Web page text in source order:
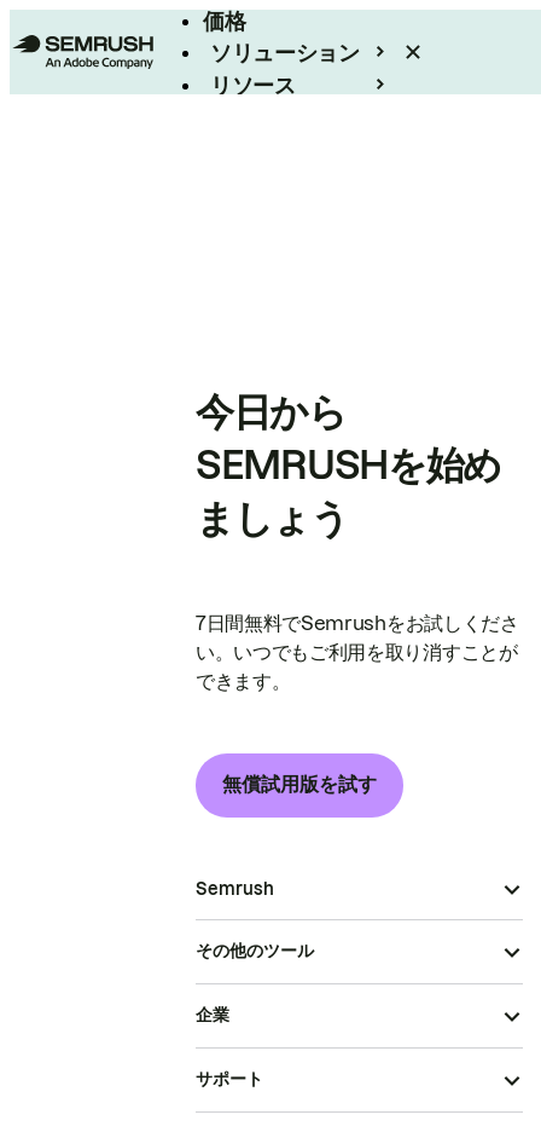
価格
ソリューション
リソース
今日から
SEMRUSHを始め
ましょう
7日間無料でSemrushをお試しくださ
い。いつでもご利用を取り消すことが
できます。
無償試用版を試す
Semrush
その他のツール
企業
サポート